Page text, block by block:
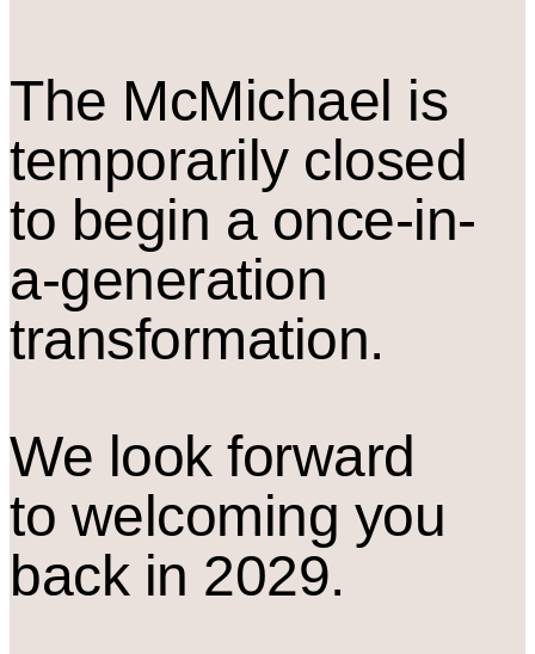
The McMichael is
temporarily closed
to begin a once-in-
a-generation
transformation.
We look forward
to welcoming you
back in 2029.